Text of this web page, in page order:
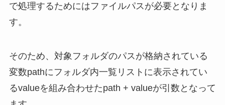
で処理するためにはファイルパスが必要となりま
す。
そのため、対象フォルダのパスが格納されている
変数pathにフォルダ内一覧リストに表示されてい
るvalueを組み合わせたpath + valueが引数となって